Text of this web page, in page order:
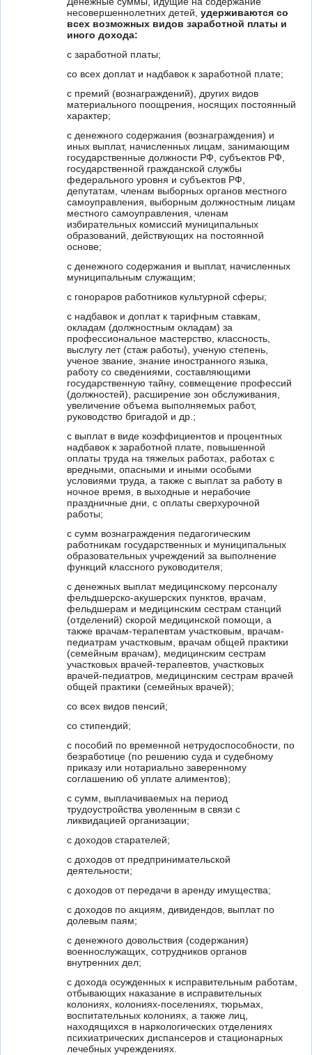
несовершеннолетних детей, удерживаются со
всех возможных видов заработной платы и
иного дохода:
с заработной платы;
со всех доплат и надбавок к заработной плате;
с премий (вознаграждений), других видов
материального поощрения, носящих постоянный
характер;
с денежного содержания (вознаграждения) и
иных выплат, начисленных лицам, занимающим
государственные должности РФ, субъектов РФ,
государственной гражданской службы
федерального уровня и субъектов РФ,
депутатам, членам выборных органов местного
самоуправления, выборным должностным лицам
местного самоуправления, членам
избирательных комиссий муниципальных
образований, действующих на постоянной
основе;
с денежного содержания и выплат, начисленных
муниципальным служащим;
с гонораров работников культурной сферы;
с надбавок и доплат к тарифным ставкам,
окладам (должностным окладам) за
профессиональное мастерство, классность,
выслугу лет (стаж работы), ученую степень,
ученое звание, знание иностранного языка,
работу со сведениями, составляющими
государственную тайну, совмещение профессий
(должностей), расширение зон обслуживания,
увеличение объема выполняемых работ,
руководство бригадой и др.;
с выплат в виде коэффициентов и процентных
надбавок к заработной плате, повышенной
оплаты труда на тяжелых работах, работах с
вредными, опасными и иными особыми
условиями труда, а также с выплат за работу в
ночное время, в выходные и нерабочие
праздничные дни, с оплаты сверхурочной
работы;
с сумм вознаграждения педагогическим
работникам государственных и муниципальных
образовательных учреждений за выполнение
функций классного руководителя;
с денежных выплат медицинскому персоналу
фельдшерско-акушерских пунктов, врачам,
фельдшерам и медицинским сестрам станций
(отделений) скорой медицинской помощи, а
также врачам-терапевтам участковым, врачам-
педиатрам участковым, врачам общей практики
(семейным врачам), медицинским сестрам
участковых врачей-терапевтов, участковых
врачей-педиатров, медицинским сестрам врачей
общей практики (семейных врачей);
со всех видов пенсий;
со стипендий;
с пособий по временной нетрудоспособности, по
безработице (по решению суда и судебному
приказу или нотариально заверенному
соглашению об уплате алиментов);
с сумм, выплачиваемых на период
трудоустройства уволенным в связи с
ликвидацией организации;
с доходов старателей;
с доходов от предпринимательской
деятельности;
с доходов от передачи в аренду имущества;
с доходов по акциям, дивидендов, выплат по
долевым паям;
с денежного довольствия (содержания)
военнослужащих, сотрудников органов
внутренних дел;
с дохода осужденных к исправительным работам,
отбывающих наказание в исправительных
колониях, колониях-поселениях, тюрьмах,
воспитательных колониях, а также лиц,
находящихся в наркологических отделениях
психиатрических диспансеров и стационарных
лечебных учреждениях.